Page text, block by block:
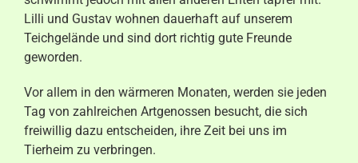
Lilli und Gustav wohnen dauerhaft auf unserem
Teichgelände und sind dort richtig gute Freunde
geworden.
Vor allem in den wärmeren Monaten, werden sie jeden
Tag von zahlreichen Artgenossen besucht, die sich
freiwillig dazu entscheiden, ihre Zeit bei uns im
Tierheim zu verbringen.